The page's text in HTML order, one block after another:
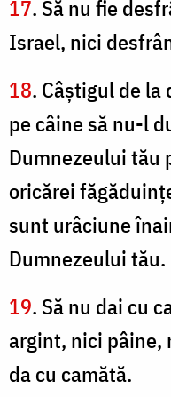
17. Să nu fie
Israel, nici
18. Câştigul de
pe câine să nu-l
Dumnezeului tău
oricărei
sunt urâciune
Dumnezeului tău.
19. Să nu dai cu
argint, nici pâine,
da cu camătă.